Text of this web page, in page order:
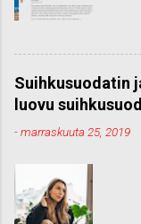
Suihkusuodatin
luovu
-marraskuuta 25, 2019